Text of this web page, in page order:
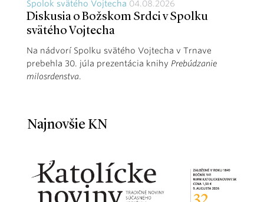
Spolok svätého Vojtecha 04.08.2026
Diskusia o Božskom Srdci v Spolku
svätého Vojtecha
Na nádvorí Spolku svätého Vojtecha v Trnave
prebehla 30. júla prezentácia knihy Prebúdzanie
milosrdenstva.
Najnovšie KN